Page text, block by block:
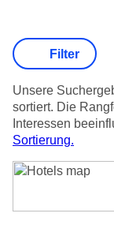
Unsere
sortiert. Die
Interessen
Sortierung.
Filter